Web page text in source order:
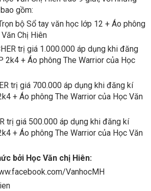
gồm:
bộ Sổ tay văn học lớp 12 + Áo phông
Chị Hiên
trị giá 1.000.000 áp dụng khi đăng
2k4 + Áo phông The Warrior của Học
trị giá 700.000 áp dụng khi đăng kí
+ Áo phông The Warrior của Học Văn
trị giá 500.000 áp dụng khi đăng kí
+ Áo phông The Warrior của Học Văn
bởi Học Văn chị Hiên:
VanhocMH